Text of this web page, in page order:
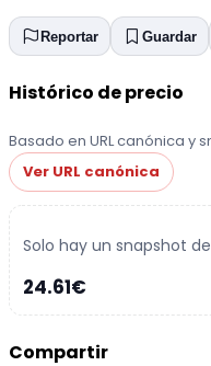
Reportar Guardar
Histórico de precio
Basado en URL canónica y
Ver URL canónica
Solo hay un snapshot
24.61€
Compartir